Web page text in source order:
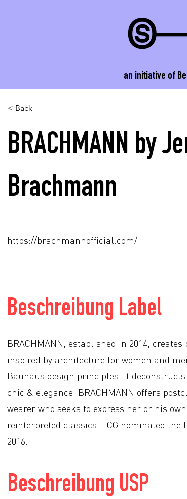
an initiative of
< Back
BRACHMANN by
Brachmann
https://brachmannofficial.com/
Beschreibung Label
BRACHMANN, established in 2014,
inspired by architecture for women and
Bauhaus design principles, it
chic & elegance. BRACHMANN offers
wearer who seeks to express her or his
reinterpreted classics. FCG nominated
2016.
Beschreibung USP